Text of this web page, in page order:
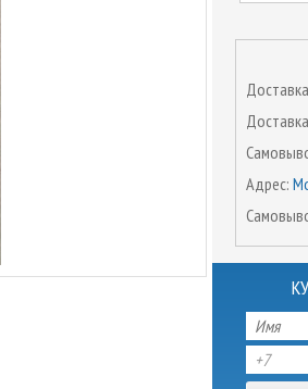
Адрес: